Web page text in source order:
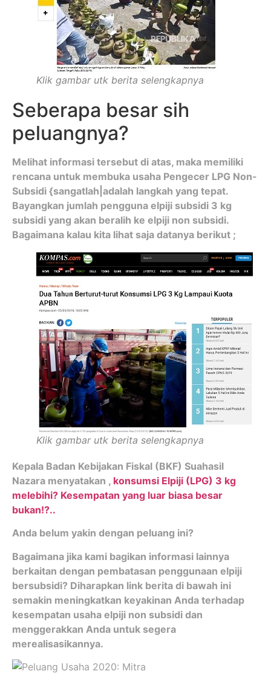
Klik gambar utk berita selengkapnya
Seberapa besar sih
peluangnya?
Melihat informasi tersebut di atas, maka memiliki
rencana untuk membuka usaha Pengecer LPG Non-
Subsidi {sangatlah|adalah langkah yang tepat.
Bayangkan jumlah pengguna elpiji subsidi 3 kg
subsidi yang akan beralih ke elpiji non subsidi.
Bagaimana kalau kita lihat saja datanya berikut ;
Klik gambar utk berita selengkapnya
Kepala Badan Kebijakan Fiskal (BKF) Suahasil
Nazara menyatakan , konsumsi Elpiji (LPG) 3 kg
melebihi? Kesempatan yang luar biasa besar
bukan!?..
Anda belum yakin dengan peluang ini?
Bagaimana jika kami bagikan informasi lainnya
berkaitan dengan pembatasan penggunaan elpiji
bersubsidi? Diharapkan link berita di bawah ini
semakin meningkatkan keyakinan Anda terhadap
kesempatan usaha elpiji non subsidi dan
menggerakkan Anda untuk segera
merealisasikannya.